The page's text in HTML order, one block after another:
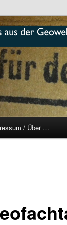
/ Über …